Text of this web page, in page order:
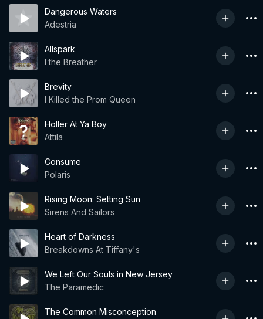
Dangerous Waters
Adestria
Allspark
I the Breather
Brevity
I Killed the Prom Queen
Holler At Ya Boy
Attila
Consume
Polaris
Rising Moon: Setting Sun
Sirens And Sailors
Heart of Darkness
Breakdowns At Tiffany's
We Left Our Souls in New Jersey
The Paramedic
The Common Misconception